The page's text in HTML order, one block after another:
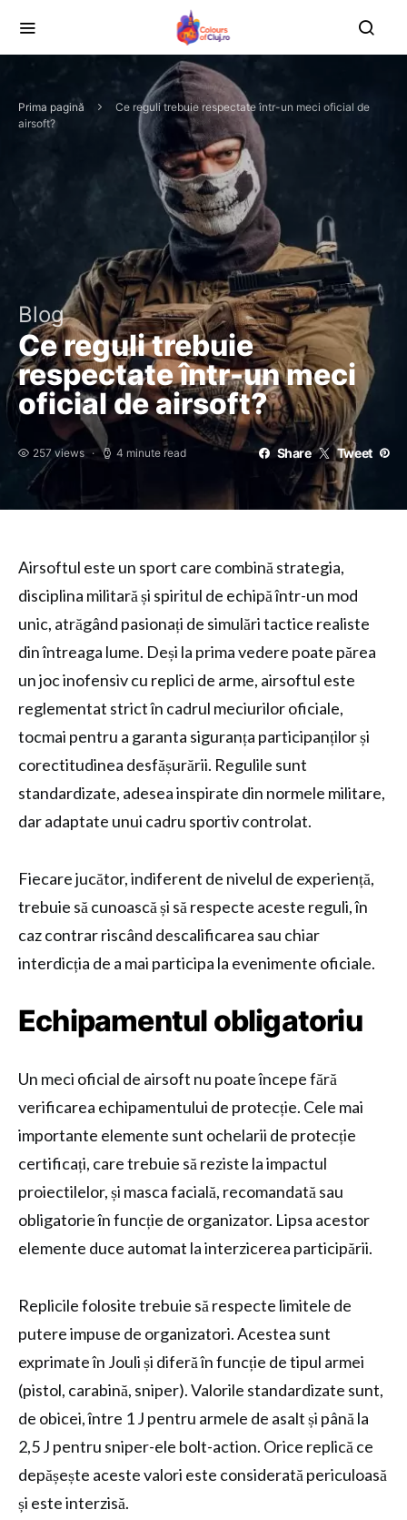
Prima pagină
Ce reguli trebuie respectate într-un meci oficial de
airsoft?
Blog
Ce reguli trebuie
respectate într-un meci
oficial de airsoft?
257 views 4 minute read Share Tweet
Airsoftul este un sport care combină strategia,
disciplina militară și spiritul de echipă într-un mod
unic, atrăgând pasionați de simulări tactice realiste
din întreaga lume. Deși la prima vedere poate părea
un joc inofensiv cu replici de arme, airsoftul este
reglementat strict în cadrul meciurilor oficiale,
tocmai pentru a garanta siguranța participanților și
corectitudinea desfășurării. Regulile sunt
standardizate, adesea inspirate din normele militare,
dar adaptate unui cadru sportiv controlat.
Fiecare jucător, indiferent de nivelul de experiență,
trebuie să cunoască și să respecte aceste reguli, în
caz contrar riscând descalificarea sau chiar
interdicția de a mai participa la evenimente oficiale.
Echipamentul obligatoriu
Un meci oficial de airsoft nu poate începe fără
verificarea echipamentului de protecție. Cele mai
importante elemente sunt ochelarii de protecție
certificați, care trebuie să reziste la impactul
proiectilelor, și masca facială, recomandată sau
obligatorie în funcție de organizator. Lipsa acestor
elemente duce automat la interzicerea participării.
Replicile folosite trebuie să respecte limitele de
putere impuse de organizatori. Acestea sunt
exprimate în Jouli și diferă în funcție de tipul armei
(pistol, carabină, sniper). Valorile standardizate sunt,
de obicei, între 1 J pentru armele de asalt și până la
2,5 J pentru sniper-ele bolt-action. Orice replică ce
depășește aceste valori este considerată periculoasă
și este interzisă.